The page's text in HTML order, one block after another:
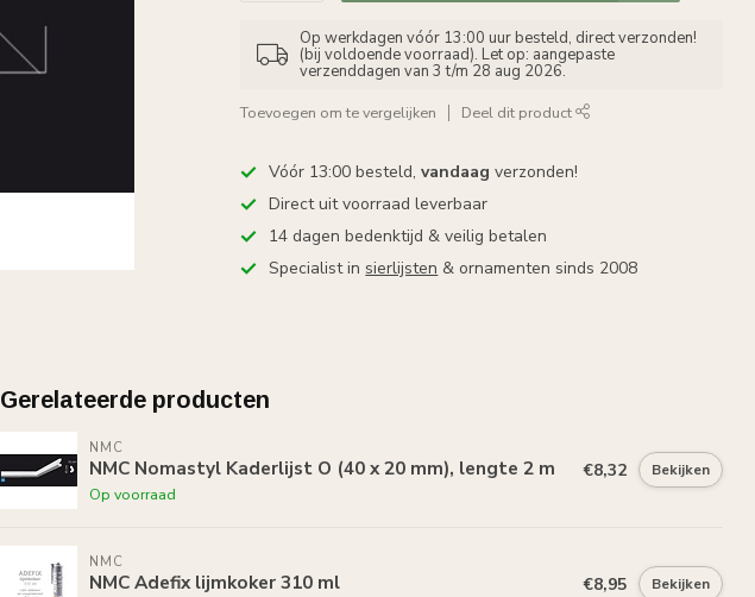
Op werkdagen vóór 13:00 uur besteld, direct verzonden!
(bij voldoende voorraad). Let op: aangepaste
verzenddagen van 3 t/m 28 aug 2026.
Toevoegen om te vergelijken Deel dit product
Vóór 13:00 besteld,vandaag verzonden!
Direct uit voorraad leverbaar
14 dagen bedenktijd & veilig betalen
Specialist in sierlijsten & ornamenten sinds 2008
Gerelateerde producten
NMC
NMC Nomastyl Kaderlijst O (40 x 20 mm), lengte 2 m
Op voorraad
€8,32 Bekijken
NMC
NMC Adefix lijmkoker 310 ml €8,95 Bekijken